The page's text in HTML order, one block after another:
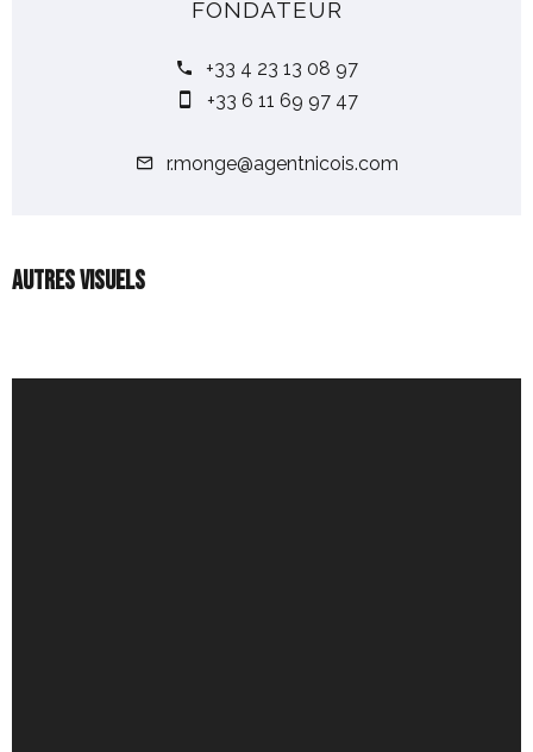
FONDATEUR
+33 4 23 13 08 97
+33 6 11 69 97 47
r.monge@agentnicois.com
Autres visuels